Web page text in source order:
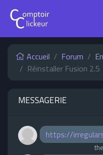
Accueil Forum
Réinstaller Fusion 2.5
MESSAGERIE
https://